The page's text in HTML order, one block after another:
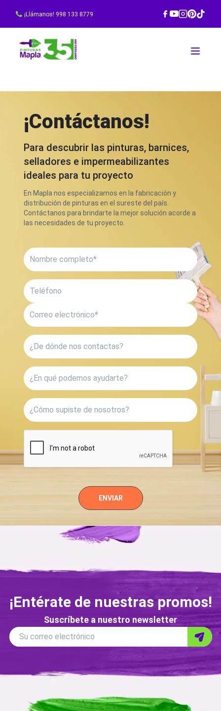
¡Llámanos! 998 133 8779
¡Contáctanos!
Para descubrir las pinturas, barnices,
selladores e impermeabilizantes
ideales para tu proyecto
En Mapla nos especializamos en la fabricación y
distribución de pinturas en el sureste del país.
Contáctanos para brindarte la mejor solución acorde a
las necesidades de tu proyecto.
Nombre
completo*
Teléfono
Correo
electrónico*
¿En
qué
ayudarte?
ENVIAR
¡Entérate de nuestras promos!
Suscríbete a nuestro newsletter
Correo
electronico
Su correo electrónico
Enviar